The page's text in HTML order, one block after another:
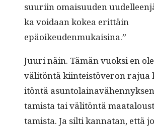
suuri­in omaisu­u­den
ka voidaan kokea erit­täin
epäoikeudenmukaisina.”
Juuri näin. Tämän vuok­si en
väl­itön­tä kiin­teistöveron rajua
itön­tä
tamista tai väl­itön­tä
tamista. Ja silti kan­natan, että